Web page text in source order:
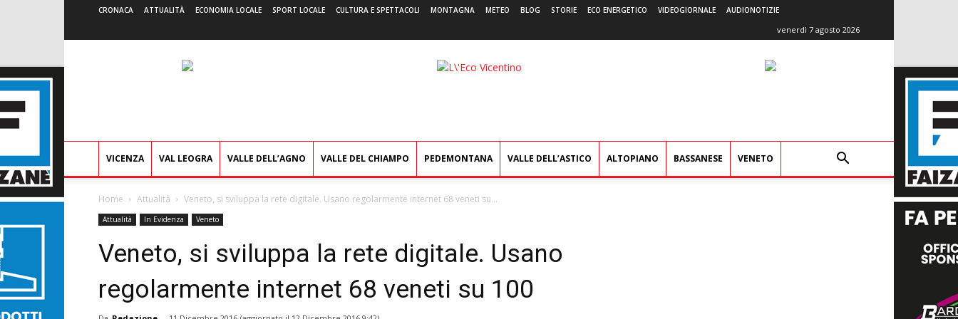
CRONACA ATTUALITÀ ECONOMIA LOCALE SPORT LOCALE CULTURA E SPETTACOLI MONTAGNA METEO BLOG STORIE ECO ENERGETICO VIDEOGIORNALE AUDIONOTIZIE
venerdì 7 agosto 2026
L'Eco
VICENZA VAL LEOGRA VALLE DELL’AGNO VALLE DEL CHIAMPO PEDEMONTANA VALLE DELL’ASTICO ALTOPIANO BASSANESE VENETO
Home Attualità Veneto, si sviluppa la rete digitale. Usano regolarmente internet 68 veneti su...
Attualità In Evidenza Veneto
Veneto, si sviluppa la rete digitale. Usano
regolarmente internet 68 veneti su 100